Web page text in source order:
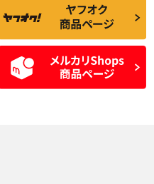
られるが、使用に問
題のない中古品
D
残り溝も少なく、偏
磨耗がみられ、短期
間使用できるくらい
の中古品